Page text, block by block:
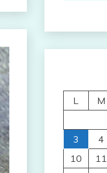
L
M
3
4
10
11